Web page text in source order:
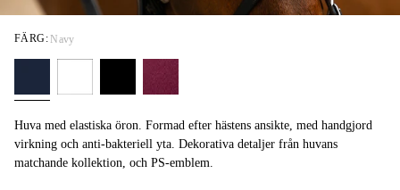
Huva med elastiska öron. Formad efter hästens ansikte, med handgjord
virkning och anti-bakteriell yta. Dekorativa detaljer från huvans
matchande kollektion, och PS-emblem.
FÄRG: Navy